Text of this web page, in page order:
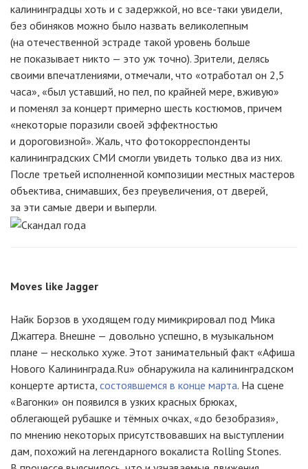
калининградцы хоть и с задержкой, но все-таки увидели,
без обиняков можно было назвать великолепным
(на отечественной эстраде такой уровень больше
не показывает никто — это уж точно). Зрители, делясь
своими впечатлениями, отмечали, что «отработал он 2,5
часа», «был уставший, но пел, по крайней мере, вживую»
и поменял за концерт примерно шесть костюмов, причем
«некоторые поразили своей эффектностью
и дороговизной». Жаль, что фотокорреспонденты
калининградских СМИ смогли увидеть только два из них.
После третьей исполненной композиции местных мастеров
объектива, снимавших, без преувеличения, от дверей,
за эти самые двери и выперли.
Moves like Jagger
Найк Борзов в уходящем году мимикрировал под Мика
Джаггера. Внешне — довольно успешно, в музыкальном
плане — несколько хуже. Этот занимательный факт «Афиша
Нового Калининграда.Ru» обнаружила на калининградском
концерте артиста, состоявшемся в конце марта. На сцене
«Вагонки» он появился в узких красных брюках,
облегающей рубашке и тёмных очках, «до безобразия»,
по мнению некоторых присутствовавших на выступлении
дам, похожий на легендарного вокалиста Rolling Stones.